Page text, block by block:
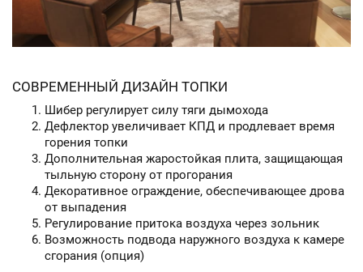
СОВРЕМЕННЫЙ ДИЗАЙН ТОПКИ
Шибер регулирует силу тяги дымохода
Дефлектор увеличивает КПД и продлевает время
горения топки
Дополнительная жаростойкая плита, защищающая
тыльную сторону от прогорания
Декоративное ограждение, обеспечивающее дрова
от выпадения
Регулирование притока воздуха через зольник
Возможность подвода наружного воздуха к камере
сгорания (опция)